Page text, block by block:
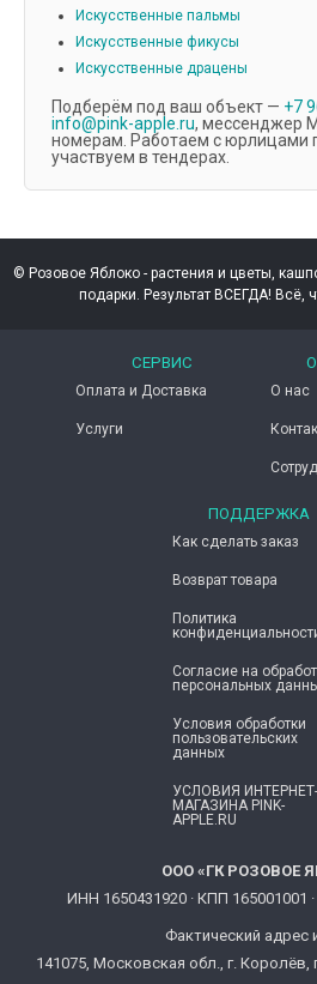
Искусственные пальмы
Искусственные фикусы
Искусственные драцены
Подберём под ваш объект — +7
info@pink-apple.ru, мессенджер
номерам. Работаем с юрлицами
участвуем в тендерах.
© Розовое Яблоко - растения и цветы,
подарки. Результат ВСЕГДА! Всё,
СЕРВИС
Оплата и Доставка
Услуги
О нас
ПОДДЕРЖКА
Как сделать заказ
Возврат товара
Политика
Согласие ​на
персональных
Условия обработки
пользовательских
данных
УСЛОВИЯ ИНТЕРНЕТ-
МАГАЗИНА PINK-
APPLE.RU
ООО «ГК РОЗОВОЕ
ИНН 1650431920 · КПП 165001001
Фактический адрес
141075, Московская обл., г.